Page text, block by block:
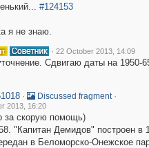
#124153
я не знаю.
· 22 October 2013, 14:09
Сдвигаю даты на 1950-
· Discussed fragment ·
2013, 16:20
за скорую помощь)
"Капитан Демидов" построен в
в Беломорско-Онежское